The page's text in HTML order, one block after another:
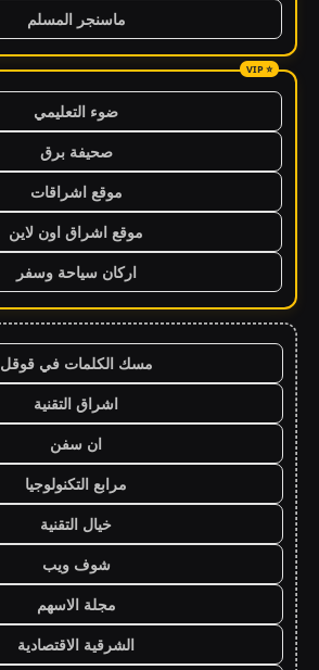
ماسنجر المسلم
ضوء التعليمي
صحيفة برق
موقع اشراقات
موقع اشراق اون لاين
اركان سياحة وسفر
مسك الكلمات في قوقل
اشراق التقنية
ان سفن
مرابع التكنولوجيا
خيال التقنية
شوف ويب
مجلة الاسهم
الشرقية الاقتصادية